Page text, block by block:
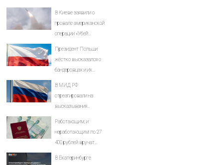
В Киеве заявили о
провале американской
операции «Убей
Президент Польши
жёстко высказался о
бандеровцах и их
В МИД РФ
отреагировали на
высказывания
Работающим, и
неработающим: по 27
400 рублей вручат
В Екатеринбурге